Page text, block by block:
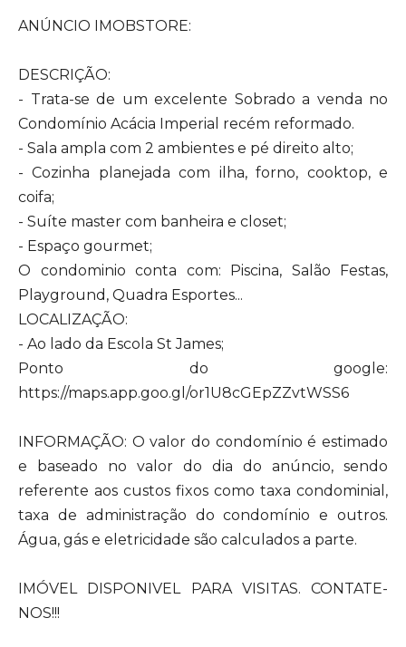
ANÚNCIO IMOBSTORE:
DESCRIÇÃO:
- Trata-se de um excelente Sobrado a venda no
Condomínio Acácia Imperial recém reformado.
- Sala ampla com 2 ambientes e pé direito alto;
- Cozinha planejada com ilha, forno, cooktop, e
coifa;
- Suíte master com banheira e closet;
- Espaço gourmet;
O condominio conta com: Piscina, Salão Festas,
Playground, Quadra Esportes...
LOCALIZAÇÃO:
- Ao lado da Escola St James;
Ponto do google:
https://maps.app.goo.gl/or1U8cGEpZZvtWSS6
INFORMAÇÃO: O valor do condomínio é estimado
e baseado no valor do dia do anúncio, sendo
referente aos custos fixos como taxa condominial,
taxa de administração do condomínio e outros.
Água, gás e eletricidade são calculados a parte.
IMÓVEL DISPONIVEL PARA VISITAS. CONTATE-
NOS!!!